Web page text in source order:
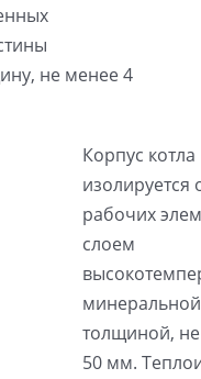
не менее 4
Корпус котла
изолируется
рабочих
слоем
толщиной,
50 мм.